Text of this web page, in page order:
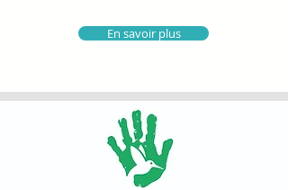
En savoir plus